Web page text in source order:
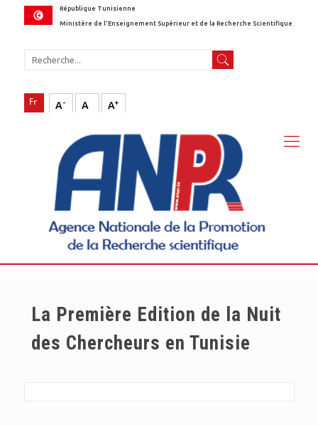
République Tunisienne
Ministère de l'Enseignement Supérieur et de la Recherche Scientifique
A- A A+
La Première Edition de la Nuit
des Chercheurs en Tunisie